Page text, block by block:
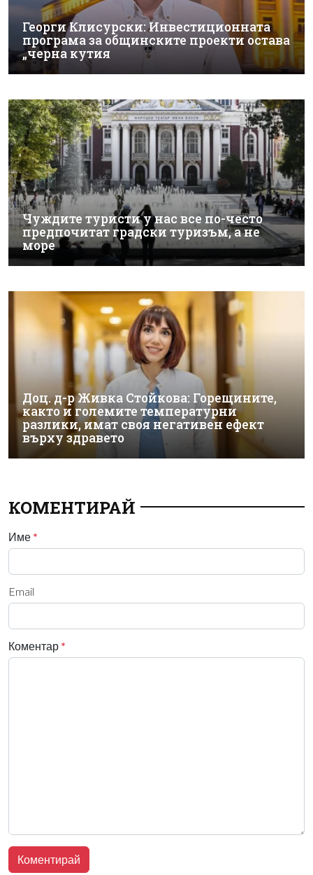
Георги Клисурски: Инвестиционната
програма за общинските проекти остава
„черна кутия
Чуждите туристи у нас все по-често
предпочитат градски туризъм, а не
море
Доц. д-р Живка Стойкова: Горещините,
както и големите температурни
разлики, имат своя негативен ефект
върху здравето
КОМЕНТИРАЙ
Име *
Email
Коментар *